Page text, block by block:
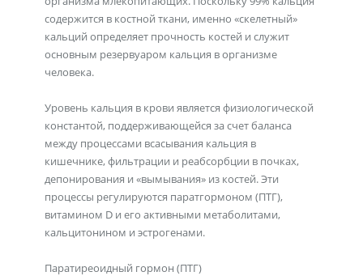
содержится в костной ткани, именно «скелетный»
кальций определяет прочность костей и служит
основным резервуаром кальция в организме
человека.
Уровень кальция в крови является физиологической
константой, поддерживающейся за счет баланса
между процессами всасывания кальция в
кишечнике, фильтрации и реабсорбции в почках,
депонирования и «вымывания» из костей. Эти
процессы регулируются паратгормоном (ПТГ),
витамином D и его активными метаболитами,
кальцитонином и эстрогенами.
Паратиреоидный гормон (ПТГ)